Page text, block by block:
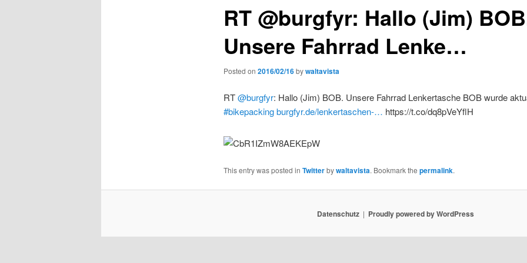
RT @burgfyr: Hallo (Jim)
Unsere Fahrrad Lenke…
Posted on 2016/02/16bywaltavista
RT@burgfyr: Hallo (Jim) BOB. Unsere Fahrrad Lenkertasche BOB wurde
#bikepackingburgfyr.de/lenkertaschen-… https://t.co/dq8pVeYflH
This entry was posted in Twitterbywaltavista. Bookmark the permalink.
Datenschutz Proudly powered by WordPress